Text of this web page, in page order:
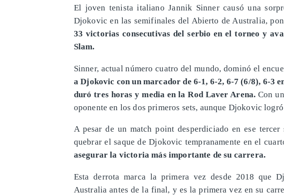
El joven tenista italiano Jannik Sinner causó una
Djokovic en las semifinales del Abierto de Australia,
33 victorias consecutivas del serbio en el torneo y
Slam.
Sinner, actual número cuatro del mundo, dominó el
a Djokovic con un marcador de 6-1, 6-2, 6-7 (6/8), 6-3
duró tres horas y media en la Rod Laver Arena.Con
oponente en los dos primeros sets, aunque Djokovic
A pesar de un match point desperdiciado en ese
quebrar el saque de Djokovic tempranamente en el
asegurar la victoria más importante de su carrera.
Esta derrota marca la primera vez desde 2018 que
Australia antes de la final, y es la primera vez en su